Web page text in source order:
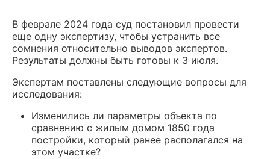
В феврале 2024 года суд постановил провести
еще одну экспертизу, чтобы устранить все
сомнения относительно выводов экспертов.
Результаты должны быть готовы к 3 июля.
Экспертам поставлены следующие вопросы для
исследования:
Изменились ли параметры объекта по
сравнению с жилым домом 1850 года
постройки, который ранее располагался на
этом участке?